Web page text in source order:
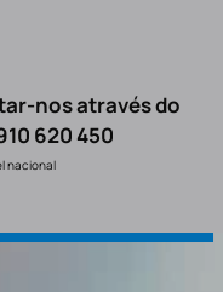
nos através do
620 450
nacional